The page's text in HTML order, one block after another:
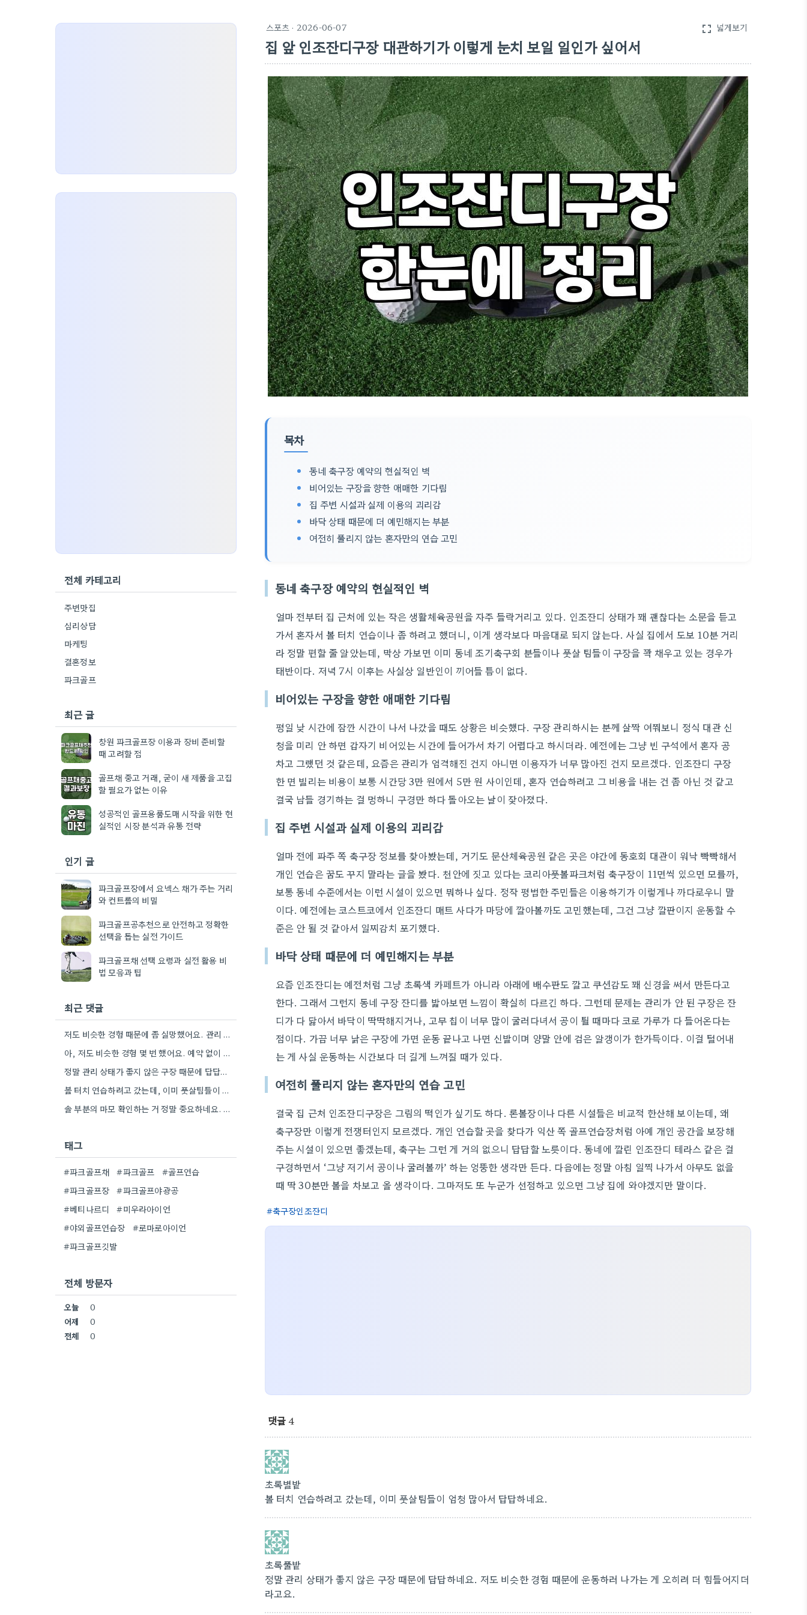
스포츠 · 2026-06-07 fullscreen 넓게보기
집 앞 인조잔디구장 대관하기가 이렇게 눈치 보일 일인가 싶어서
목차
동네 축구장 예약의 현실적인 벽
비어있는 구장을 향한 애매한 기다림
집 주변 시설과 실제 이용의 괴리감
바닥 상태 때문에 더 예민해지는 부분
여전히 풀리지 않는 혼자만의 연습 고민
동네 축구장 예약의 현실적인 벽
얼마 전부터 집 근처에 있는 작은 생활체육공원을 자주 들락거리고 있다. 인조잔디 상태가 꽤 괜찮다는 소문을 듣고
가서 혼자서 볼 터치 연습이나 좀 하려고 했더니, 이게 생각보다 마음대로 되지 않는다. 사실 집에서 도보 10분 거리
라 정말 편할 줄 알았는데, 막상 가보면 이미 동네 조기축구회 분들이나 풋살 팀들이 구장을 꽉 채우고 있는 경우가
태반이다. 저녁 7시 이후는 사실상 일반인이 끼어들 틈이 없다.
비어있는 구장을 향한 애매한 기다림
평일 낮 시간에 잠깐 시간이 나서 나갔을 때도 상황은 비슷했다. 구장 관리하시는 분께 살짝 여쭤보니 정식 대관 신
청을 미리 안 하면 갑자기 비어있는 시간에 들어가서 차기 어렵다고 하시더라. 예전에는 그냥 빈 구석에서 혼자 공
차고 그랬던 것 같은데, 요즘은 관리가 엄격해진 건지 아니면 이용자가 너무 많아진 건지 모르겠다. 인조잔디 구장
한 면 빌리는 비용이 보통 시간당 3만 원에서 5만 원 사이인데, 혼자 연습하려고 그 비용을 내는 건 좀 아닌 것 같고
결국 남들 경기하는 걸 멍하니 구경만 하다 돌아오는 날이 잦아졌다.
집 주변 시설과 실제 이용의 괴리감
얼마 전에 파주 쪽 축구장 정보를 찾아봤는데, 거기도 문산체육공원 같은 곳은 야간에 동호회 대관이 워낙 빡빡해서
개인 연습은 꿈도 꾸지 말라는 글을 봤다. 천안에 짓고 있다는 코리아풋볼파크처럼 축구장이 11면씩 있으면 모를까,
보통 동네 수준에서는 이런 시설이 있으면 뭐하나 싶다. 정작 평범한 주민들은 이용하기가 이렇게나 까다로우니 말
이다. 예전에는 코스트코에서 인조잔디 매트 사다가 마당에 깔아볼까도 고민했는데, 그건 그냥 깔판이지 운동할 수
준은 안 될 것 같아서 일찌감치 포기했다.
바닥 상태 때문에 더 예민해지는 부분
요즘 인조잔디는 예전처럼 그냥 초록색 카페트가 아니라 아래에 배수판도 깔고 쿠션감도 꽤 신경을 써서 만든다고
한다. 그래서 그런지 동네 구장 잔디를 밟아보면 느낌이 확실히 다르긴 하다. 그런데 문제는 관리가 안 된 구장은 잔
디가 다 닳아서 바닥이 딱딱해지거나, 고무 칩이 너무 많이 굴러다녀서 공이 튈 때마다 코로 가루가 다 들어온다는
점이다. 가끔 너무 낡은 구장에 가면 운동 끝나고 나면 신발이며 양말 안에 검은 알갱이가 한가득이다. 이걸 털어내
는 게 사실 운동하는 시간보다 더 길게 느껴질 때가 있다.
여전히 풀리지 않는 혼자만의 연습 고민
결국 집 근처 인조잔디구장은 그림의 떡인가 싶기도 하다. 론볼장이나 다른 시설들은 비교적 한산해 보이는데, 왜
축구장만 이렇게 전쟁터인지 모르겠다. 개인 연습할 곳을 찾다가 익산 쪽 골프연습장처럼 아예 개인 공간을 보장해
주는 시설이 있으면 좋겠는데, 축구는 그런 게 거의 없으니 답답할 노릇이다. 동네에 깔린 인조잔디 테라스 같은 걸
구경하면서 ‘그냥 저기서 공이나 굴려볼까’ 하는 엉뚱한 생각만 든다. 다음에는 정말 아침 일찍 나가서 아무도 없을
때 딱 30분만 볼을 차보고 올 생각이다. 그마저도 또 누군가 선점하고 있으면 그냥 집에 와야겠지만 말이다.
축구장인조잔디
댓글4
초록별밭
볼 터치 연습하려고 갔는데, 이미 풋살팀들이 엄청 많아서 답답하네요.
초록풀밭
정말 관리 상태가 좋지 않은 구장 때문에 답답하네요. 저도 비슷한 경험 때문에 운동하러 나가는 게 오히려 더 힘들어지더
라고요.
전체 카테고리
주변맛집
심리상담
마케팅
결혼정보
파크골프
최근 글
창원 파크골프장 이용과 장비 준비할
때 고려할 점
골프채 중고 거래, 굳이 새 제품을 고집
할 필요가 없는 이유
성공적인 골프용품도매 시작을 위한 현
실적인 시장 분석과 유통 전략
인기 글
파크골프장에서 요넥스 채가 주는 거리
와 컨트롤의 비밀
파크골프공추천으로 안전하고 정확한
선택을 돕는 실전 가이드
파크골프채 선택 요령과 실전 활용 비
법 모음과 팁
최근 댓글
저도 비슷한 경험 때문에 좀 실망했어요. 관리 상태가 좋지 않은 곳은 정말 운동하기가 너무 힘들더라고요.
아, 저도 비슷한 경험 몇 번 했어요. 예약 없이 그냥 들어가려고 하니까 관리자님들이 바로 막아서십니다.…
정말 관리 상태가 좋지 않은 구장 때문에 답답하네요. 저도 비슷한 경험 때문에 운동하러 나가는 게…
볼 터치 연습하려고 갔는데, 이미 풋살팀들이 엄청 많아서 답답하네요.
솔 부분의 마모 확인하는 거 정말 중요하네요. 저도 운동화 바닥이 닳는 것 때문에 계속 바꿔야…
태그
#파크골프채 #파크골프
#골프연습
#파크골프장
#파크골프야광공
#베티나르디
#미우라아이언
#야외골프연습장
#로마로아이언
#파크골프깃발
전체 방문자
오늘
0
어제
0
전체
0